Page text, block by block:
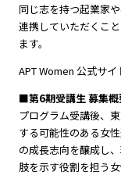
同じ志を持つ起業家
連携していただくこ
ます。
APT Women 公式サ
■第6期受講生 募集概
プログラム受講後、
する可能性のある女
の成長志向を醸成し
肢を示す役割を担う